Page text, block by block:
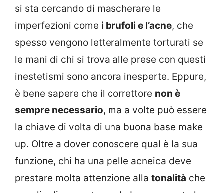
si sta cercando di mascherare le
imperfezioni come i brufoli e l’acne, che
spesso vengono letteralmente torturati se
le mani di chi si trova alle prese con questi
inestetismi sono ancora inesperte. Eppure,
è bene sapere che il correttore non è
sempre necessario, ma a volte può essere
la chiave di volta di una buona base make
up. Oltre a dover conoscere qual è la sua
funzione, chi ha una pelle acneica deve
prestare molta attenzione alla tonalità che